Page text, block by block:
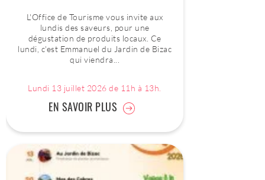
L'Office de Tourisme vous invite aux
lundis des saveurs, pour une
dégustation de produits locaux. Ce
lundi, c'est Emmanuel du Jardin de Bizac
qui viendra...
Lundi 13 juillet 2026 de 11h à 13h.
EN SAVOIR PLUS